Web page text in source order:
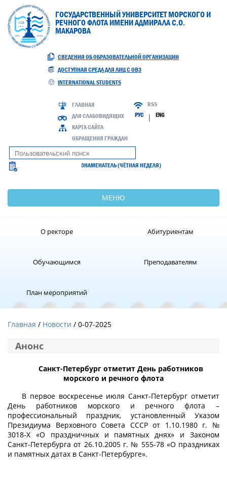
ГОСУДАРСТВЕННЫЙ УНИВЕРСИТЕТ МОРСКОГО И
РЕЧНОГО ФЛОТА ИМЕНИ АДМИРАЛА С.О.
МАКАРОВА
СВЕДЕНИЯ ОБ ОБРАЗОВАТЕЛЬНОЙ ОРГАНИЗАЦИИ
ДОСТУПНАЯ СРЕДА ДЛЯ ЛИЦ С ОВЗ
INTERNATIONAL STUDENTS
ГЛАВНАЯ
ДЛЯ СЛАБОВИДЯЩИХ
КАРТА САЙТА
ОБРАЩЕНИЯ ГРАЖДАН
RSS
РУС | ENG
ЗНАМЕНАТЕЛЬ (ЧЁТНАЯ НЕДЕЛЯ)
МЕНЮ
О ректоре Абитуриентам
Обучающимся Преподавателям
План мероприятий
Главная Новости / 0-07-2025
Анонс
Санкт-Петербург отметит День работников
морского и речного флота
В первое воскресенье июля Санкт-Петербург отметит
День работников морского и речного флота –
профессиональный праздник, установленный Указом
Президиума Верховного Совета СССР от 1.10.1980 г. №
3018-X «О праздничных и памятных днях» и Законом
Санкт-Петербурга от 26.10.2005 г. № 555-78 «О праздниках
и памятных датах в Санкт-Петербурге».